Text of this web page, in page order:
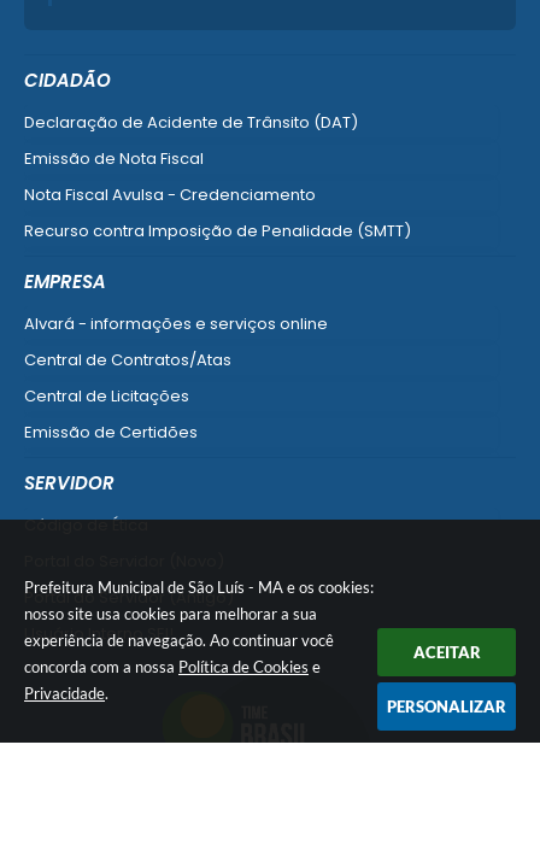
Prefeitura Municipal de São Luís - MA e os cookies:
nosso site usa cookies para melhorar a sua
experiência de navegação. Ao continuar você
concorda com a nossa Política de Cookies e
Privacidade.
ACEITAR
PERSONALIZAR
CIDADÃO
Declaração de Acidente de Trânsito (DAT)
Emissão de Nota Fiscal
Nota Fiscal Avulsa - Credenciamento
Recurso contra Imposição de Penalidade (SMTT)
EMPRESA
Alvará - informações e serviços online
Central de Contratos/Atas
Central de Licitações
Emissão de Certidões
SERVIDOR
Código de Ética
Portal do Servidor (Antigo)
Usuário Interno SEI!
SISCON
1doc Legado
Portal do Segurado